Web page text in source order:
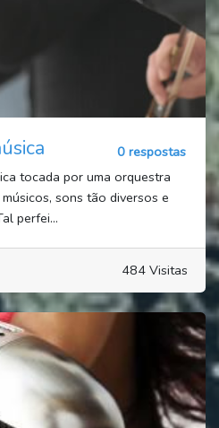
0 respostas
tocada por uma orquestra
sons tão diversos e
perfei...
484 Visitas